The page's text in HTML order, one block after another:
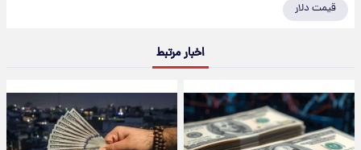
قیمت دلار
اخبار مرتبط